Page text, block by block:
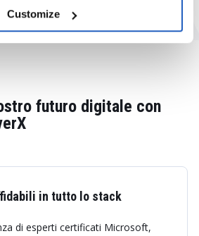
Customize
futuro digitale con
in tutto lo stack
di esperti certificati Microsoft,